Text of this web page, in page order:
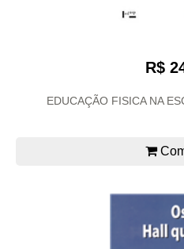
R$
EDUCAÇÃO FISICA NA